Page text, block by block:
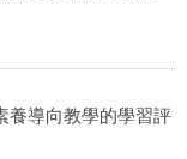
養導向教學的學習評